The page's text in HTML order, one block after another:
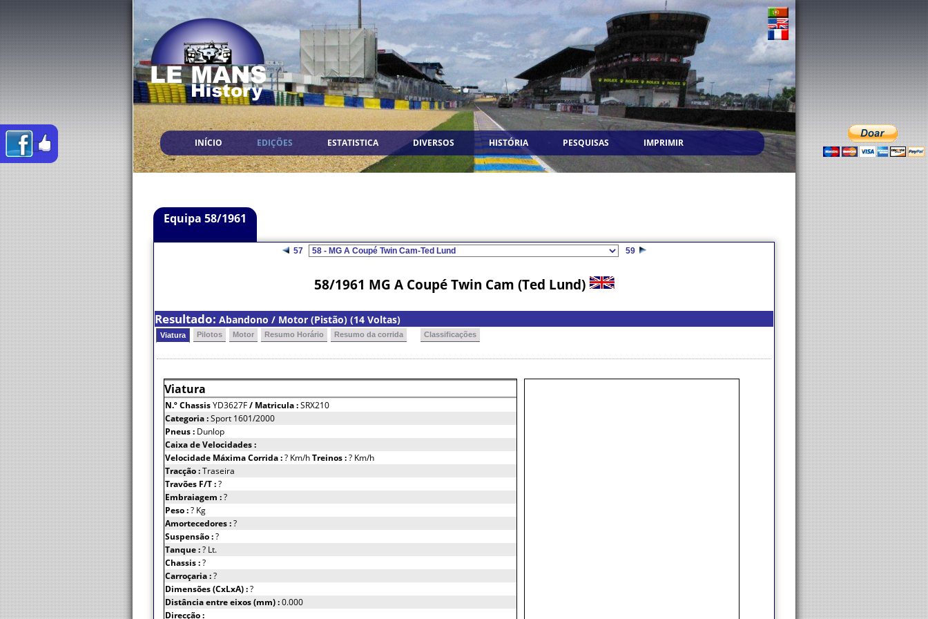
INÍCIO EDIÇÕES ESTATISTICA DIVERSOS HISTÓRIA PESQUISAS IMPRIMIR
Equipa 58/1961
57 59
58/1961 MG A Coupé Twin Cam (Ted Lund)
Resultado: Abandono / Motor (Pistão) (14 Voltas)
Viatura Pilotos Motor Resumo Horário Resumo da corrida Classificações
Viatura
N.º ChassisYD3627F/ Matricula :SRX210
Categoria :Sport 1601/2000
Pneus : Dunlop
Caixa de Velocidades :
Velocidade Máxima Corrida :? Km/hTreinos :? Km/h
Tracção :Traseira
Travões F/T :?
Embraiagem :?
Peso :? Kg
Amortecedores :?
Suspensão :?
Tanque :? Lt.
Chassis :?
Carroçaria :?
Dimensões (CxLxA) :?
Distância entre eixos (mm) :0.000
Direcção :